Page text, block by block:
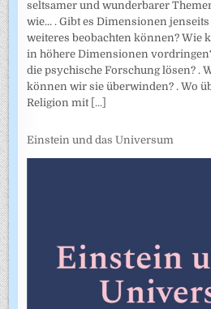
seltsamer und wunderbarer
wie... . Gibt es Dimensionen
weiteres beobachten können? Wie
in höhere Dimensionen
die psychische Forschung lösen? .
können wir sie überwinden? . Wo
Religion mit [...]
Einstein und das Universum